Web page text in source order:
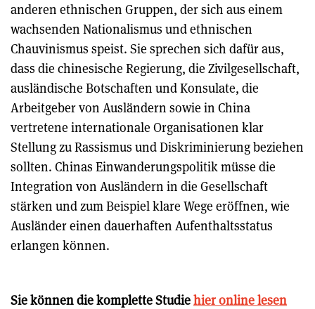
anderen ethnischen Gruppen, der sich aus einem
wachsenden Nationalismus und ethnischen
Chauvinismus speist. Sie sprechen sich dafür aus,
dass die chinesische Regierung, die Zivilgesellschaft,
ausländische Botschaften und Konsulate, die
Arbeitgeber von Ausländern sowie in China
vertretene internationale Organisationen klar
Stellung zu Rassismus und Diskriminierung beziehen
sollten. Chinas Einwanderungspolitik müsse die
Integration von Ausländern in die Gesellschaft
stärken und zum Beispiel klare Wege eröffnen, wie
Ausländer einen dauerhaften Aufenthaltsstatus
erlangen können.
Sie können die komplette Studiehier online lesen